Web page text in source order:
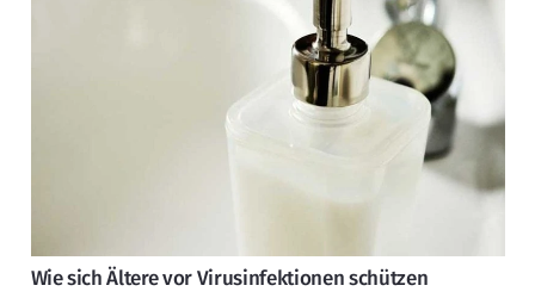
Wie sich Ältere vor Virusinfektionen schützen